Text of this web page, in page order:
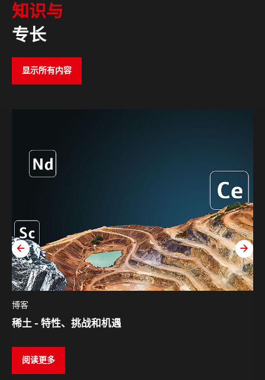
知识与
专长
显示所有内容
博客
稀土 - 特性、挑战和机遇
阅读更多
zurück